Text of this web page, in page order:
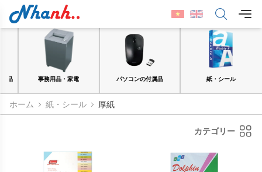
事務用品・家電 パソコンの付属品 紙・シール
ホーム 紙・シール 厚紙
カテゴリー